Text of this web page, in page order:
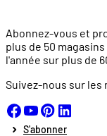
Abonnez-vous et
plus de 50 magasins
l'année sur plus de
Suivez-nous sur les
S'abonner